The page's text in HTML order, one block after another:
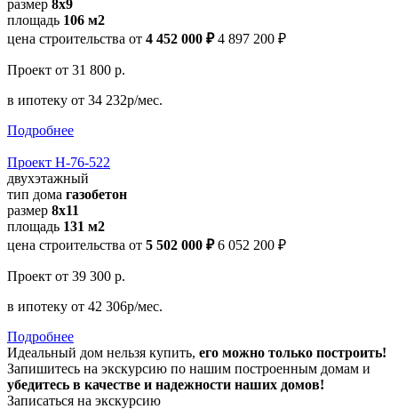
размер 8х9
площадь 106 м2
цена строительства от 4 452 000 ₽ 4 897 200 ₽
Проект от 31 800 р.
в ипотеку от 34 232р/мес.
Подробнее
Проект Н-76-522
двухэтажный
тип дома газобетон
размер 8х11
площадь 131 м2
цена строительства от 5 502 000 ₽ 6 052 200 ₽
Проект от 39 300 р.
в ипотеку от 42 306р/мес.
Подробнее
Идеальный дом нельзя купить, его можно только построить!
Запишитесь на экскурсию по нашим построенным домам и
убедитесь в качестве и надежности наших домов!
Записаться на экскурсию